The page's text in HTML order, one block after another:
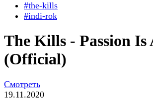
#the-kills
#indi-rok
The Kills - Passion Is
(Official)
Смотреть
19.11.2020